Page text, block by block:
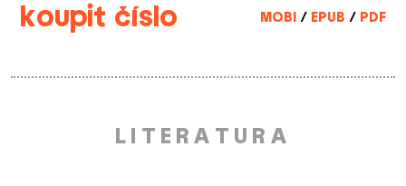
koupit číslo MOBI / EPUB / PDF
LITERATURA